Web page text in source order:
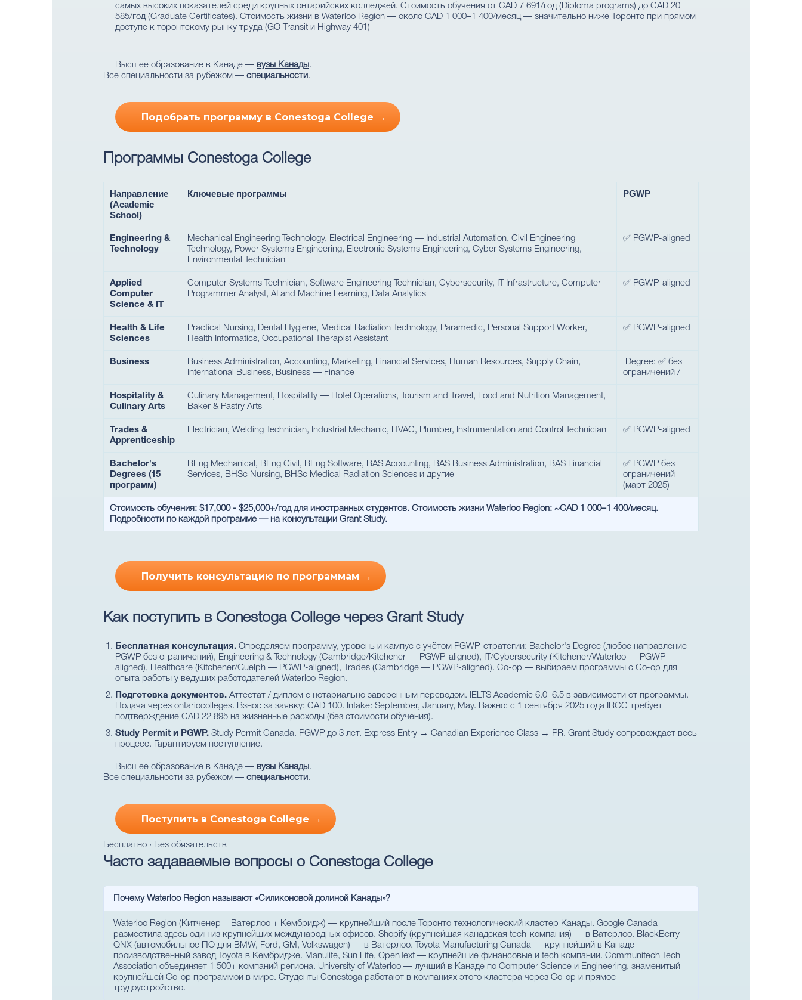
самых высоких показателей среди крупных онтарийских колледжей. Стоимость обучения от CAD 7 691/год (Diploma programs) до CAD 20
585/год (Graduate Certificates). Стоимость жизни в Waterloo Region — около CAD 1 000–1 400/месяц — значительно ниже Торонто при прямом
доступе к торонтскому рынку труда (GO Transit и Highway 401)
Высшее образование в Канаде — вузы Канады.
Все специальности за рубежом — специальности.
Подобрать программу в Conestoga College →
Программы Conestoga College
Направление
(Academic
School)
Ключевые программы PGWP
Engineering &
Technology
Mechanical Engineering Technology, Electrical Engineering — Industrial Automation, Civil Engineering
Technology, Power Systems Engineering, Electronic Systems Engineering, Cyber Systems Engineering,
Environmental Technician
✅ PGWP-aligned
Applied
Computer
Science & IT
Computer Systems Technician, Software Engineering Technician, Cybersecurity, IT Infrastructure, Computer
Programmer Analyst, AI and Machine Learning, Data Analytics
✅ PGWP-aligned
Health & Life
Sciences
Practical Nursing, Dental Hygiene, Medical Radiation Technology, Paramedic, Personal Support Worker,
Health Informatics, Occupational Therapist Assistant
✅ PGWP-aligned
Business
Business Administration, Accounting, Marketing, Financial Services, Human Resources, Supply Chain,
International Business, Business — Finance
Degree: ✅ без
ограничений /
Hospitality &
Culinary Arts
Culinary Management, Hospitality — Hotel Operations, Tourism and Travel, Food and Nutrition Management,
Baker & Pastry Arts
Trades &
Apprenticeship
Electrician, Welding Technician, Industrial Mechanic, HVAC, Plumber, Instrumentation and Control Technician ✅ PGWP-aligned
Bachelor's
Degrees (15
программ)
BEng Mechanical, BEng Civil, BEng Software, BAS Accounting, BAS Business Administration, BAS Financial
Services, BHSc Nursing, BHSc Medical Radiation Sciences и другие
✅ PGWP без
ограничений
(март 2025)
Стоимость обучения: $17,000 - $25,000+/год для иностранных студентов. Стоимость жизни Waterloo Region: ~CAD 1 000–1 400/месяц.
Подробности по каждой программе — на консультации Grant Study.
Получить консультацию по программам →
Как поступить в Conestoga College через Grant Study
Бесплатная консультация. Определяем программу, уровень и кампус с учётом PGWP-стратегии: Bachelor's Degree (любое направление —
PGWP без ограничений), Engineering & Technology (Cambridge/Kitchener — PGWP-aligned), IT/Cybersecurity (Kitchener/Waterloo — PGWP-
aligned), Healthcare (Kitchener/Guelph — PGWP-aligned), Trades (Cambridge — PGWP-aligned). Co-op — выбираем программы с Co-op для
опыта работы у ведущих работодателей Waterloo Region.
Подготовка документов. Аттестат / диплом с нотариально заверенным переводом. IELTS Academic 6.0–6.5 в зависимости от программы.
Подача через ontariocolleges. Взнос за заявку: CAD 100. Intake: September, January, May. Важно: с 1 сентября 2025 года IRCC требует
подтверждение CAD 22 895 на жизненные расходы (без стоимости обучения).
Study Permit и PGWP. Study Permit Canada. PGWP до 3 лет. Express Entry → Canadian Experience Class → PR. Grant Study сопровождает весь
процесс. Гарантируем поступление.
Высшее образование в Канаде — вузы Канады.
Все специальности за рубежом — специальности.
Поступить в Conestoga College →
Бесплатно · Без обязательств
Часто задаваемые вопросы о Conestoga College
Почему Waterloo Region называют «Силиконовой долиной Канады»?
Waterloo Region (Китченер + Ватерлоо + Кембридж) — крупнейший после Торонто технологический кластер Канады. Google Canada
разместила здесь один из крупнейших международных офисов. Shopify (крупнейшая канадская tech-компания) — в Ватерлоо. BlackBerry
QNX (автомобильное ПО для BMW, Ford, GM, Volkswagen) — в Ватерлоо. Toyota Manufacturing Canada — крупнейший в Канаде
производственный завод Toyota в Кембридже. Manulife, Sun Life, OpenText — крупнейшие финансовые и tech компании. Communitech Tech
Association объединяет 1 500+ компаний региона. University of Waterloo — лучший в Канаде по Computer Science и Engineering, знаменитый
крупнейшей Co-op программой в мире. Студенты Conestoga работают в компаниях этого кластера через Co-op и прямое
трудоустройство.